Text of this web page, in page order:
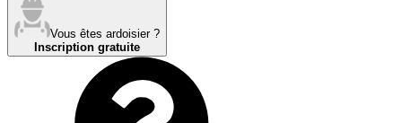
Vous êtes ardoisier ?
Inscription gratuite